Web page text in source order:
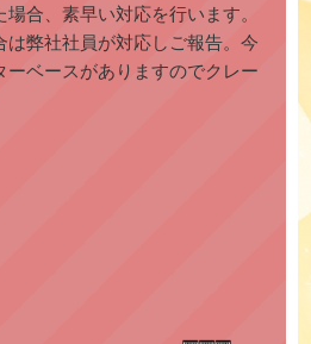
合、素早い対応を行います。
弊社社員が対応しご報告。今
ーベースがありますのでクレー